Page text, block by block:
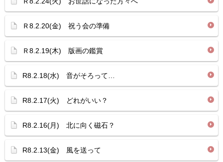
Ｒ8.2.20(金) 祝う会の準備
Ｒ8.2.19(木) 版画の鑑賞
R8.2.18(水) 音がそろって…
R8.2.17(火) どれがいい？
R8.2.16(月) 北に向く磁石？
R8.2.13(金) 風を送って